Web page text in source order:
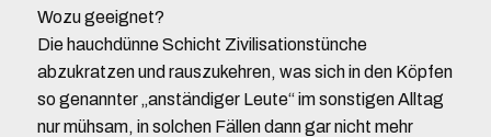
Wozu geeignet?
Die hauchdünne Schicht Zivilisationstünche
abzukratzen und rauszukehren, was sich in den Köpfen
so genannter „anständiger Leute“ im sonstigen Alltag
nur mühsam, in solchen Fällen dann gar nicht mehr